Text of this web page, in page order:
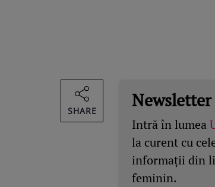
Intră în lumea
la curent cu
informații din
feminin.
SHARE